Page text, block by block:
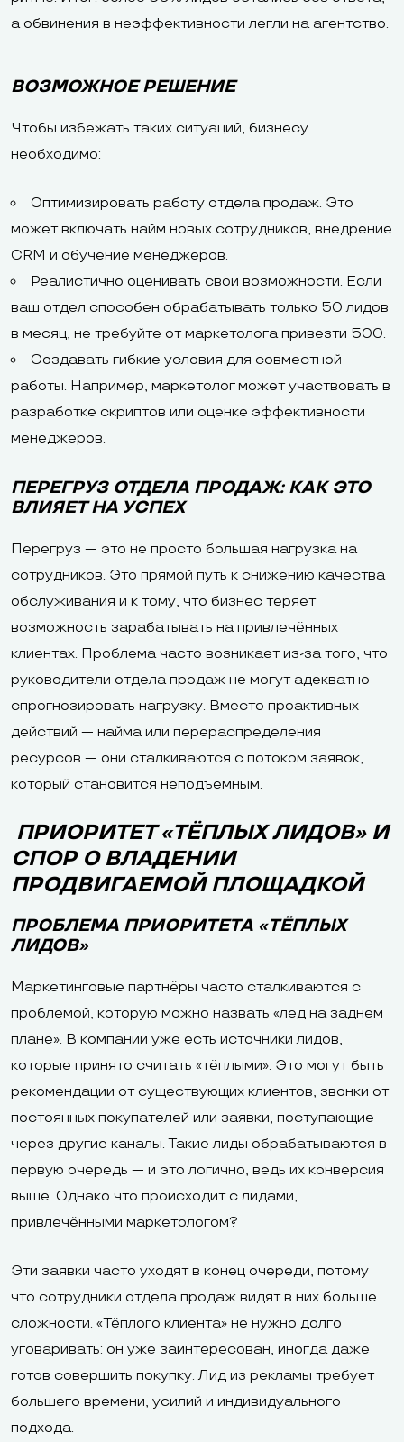
а обвинения в неэффективности легли на агентство.
ВОЗМОЖНОЕ РЕШЕНИЕ
Чтобы избежать таких ситуаций, бизнесу
необходимо:
Оптимизировать работу отдела продаж. Это
может включать найм новых сотрудников, внедрение
CRM и обучение менеджеров.
Реалистично оценивать свои возможности. Если
ваш отдел способен обрабатывать только 50 лидов
в месяц, не требуйте от маркетолога привезти 500.
Создавать гибкие условия для совместной
работы. Например, маркетолог может участвовать в
разработке скриптов или оценке эффективности
менеджеров.
ПЕРЕГРУЗ ОТДЕЛА ПРОДАЖ: КАК ЭТО
ВЛИЯЕТ НА УСПЕХ
Перегруз — это не просто большая нагрузка на
сотрудников. Это прямой путь к снижению качества
обслуживания и к тому, что бизнес теряет
возможность зарабатывать на привлечённых
клиентах. Проблема часто возникает из-за того, что
руководители отдела продаж не могут адекватно
спрогнозировать нагрузку. Вместо проактивных
действий — найма или перераспределения
ресурсов — они сталкиваются с потоком заявок,
который становится неподъемным.
ПРИОРИТЕТ «ТЁПЛЫХ ЛИДОВ» И
СПОР О ВЛАДЕНИИ
ПРОДВИГАЕМОЙ ПЛОЩАДКОЙ
ПРОБЛЕМА ПРИОРИТЕТА «ТЁПЛЫХ
ЛИДОВ»
Маркетинговые партнёры часто сталкиваются с
проблемой, которую можно назвать «лёд на заднем
плане». В компании уже есть источники лидов,
которые принято считать «тёплыми». Это могут быть
рекомендации от существующих клиентов, звонки от
постоянных покупателей или заявки, поступающие
через другие каналы. Такие лиды обрабатываются в
первую очередь — и это логично, ведь их конверсия
выше. Однако что происходит с лидами,
привлечёнными маркетологом?
Эти заявки часто уходят в конец очереди, потому
что сотрудники отдела продаж видят в них больше
сложности. «Тёплого клиента» не нужно долго
уговаривать: он уже заинтересован, иногда даже
готов совершить покупку. Лид из рекламы требует
большего времени, усилий и индивидуального
подхода.